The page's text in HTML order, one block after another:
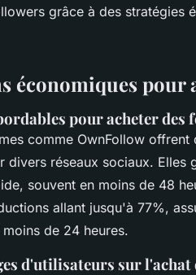
grâce à des stratégies
économiques pour
pour acheter des
comme OwnFollow
divers réseaux sociaux. Elles
souvent en moins de 48
allant jusqu'à 77%,
de 24 heures.
d'utilisateurs sur